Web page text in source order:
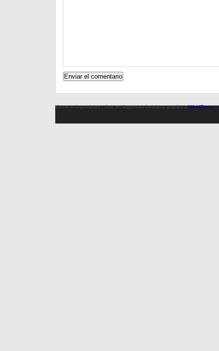
Kunst in Argentinien / Arte en Argentina funciona gracias aWordPress